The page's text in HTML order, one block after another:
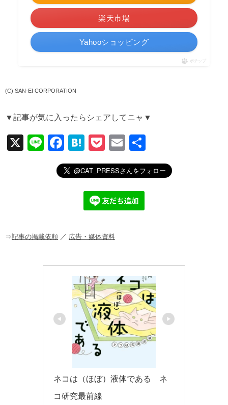
楽天市場
Yahooショッピング
ポチップ
(C) SAN-EI CORPORATION
▼記事が気に入ったらシェアしてニャ▼
X
Li
F
a
c
o
H
at
e
n
a
P
o
ck
et
E
m
ail
有
⇒記事の掲載依頼 ／ 広告・媒体資料
ネコは（ほぼ）液体である　ネ
コ研究最前線